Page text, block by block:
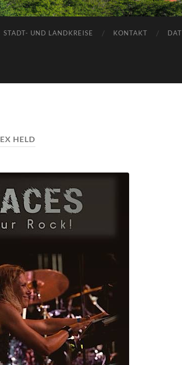
STADT- UND LANDKREISE KONTAKT
HELD